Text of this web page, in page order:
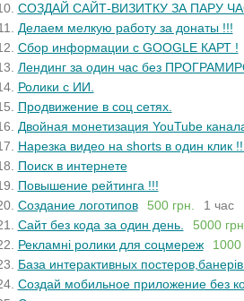
СОЗДАЙ САЙТ-ВИЗИТКУ ЗА ПАРУ
Делаем мелкую работу за донаты !!!
Сбор информации с GOOGLE КАРТ !
Лендинг за один час без
Ролики с ИИ.
Продвижение в соц сетях.
Двойная монетизация YouTube
Нарезка видео на shorts в один клик
Поиск в интернете
Повышение рейтинга !!!
Создание логотипов
500 грн.
1 час
Сайт без кода за один день.
5000 грн.
Рекламні ролики для соцмереж
1000
База интерактивных
Создай мобильное приложение без